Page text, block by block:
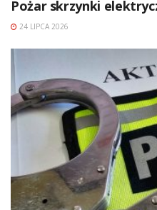
Pożar skrzynki
24 LIPCA 2026